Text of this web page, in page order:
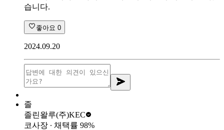
습니다.
좋아요 0
2024.09.20
졸
졸린왈루(주)KEC
코사장 ∙ 채택률 98%